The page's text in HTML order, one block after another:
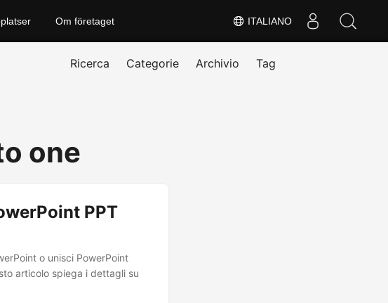
ITALIANO
Om företaget
Ricerca Categorie Archivio Tag
one
PPT
o unisci PowerPoint
articolo spiega i dettagli su